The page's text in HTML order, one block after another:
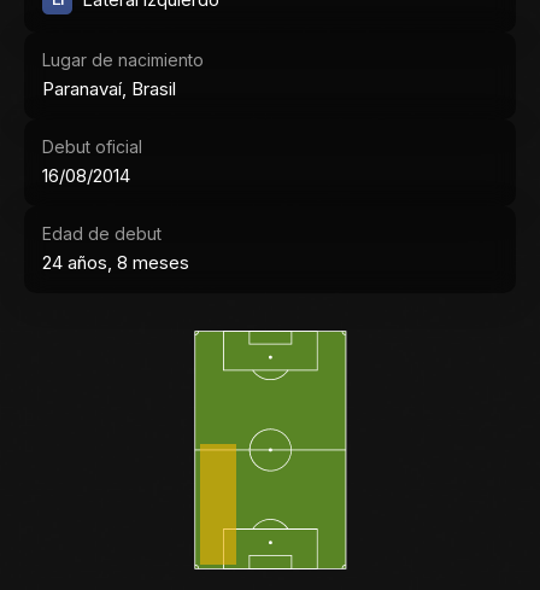
Lugar de nacimiento
Paranavaí, Brasil
Debut oficial
16/08/2014
Edad de debut
24 años, 8 meses